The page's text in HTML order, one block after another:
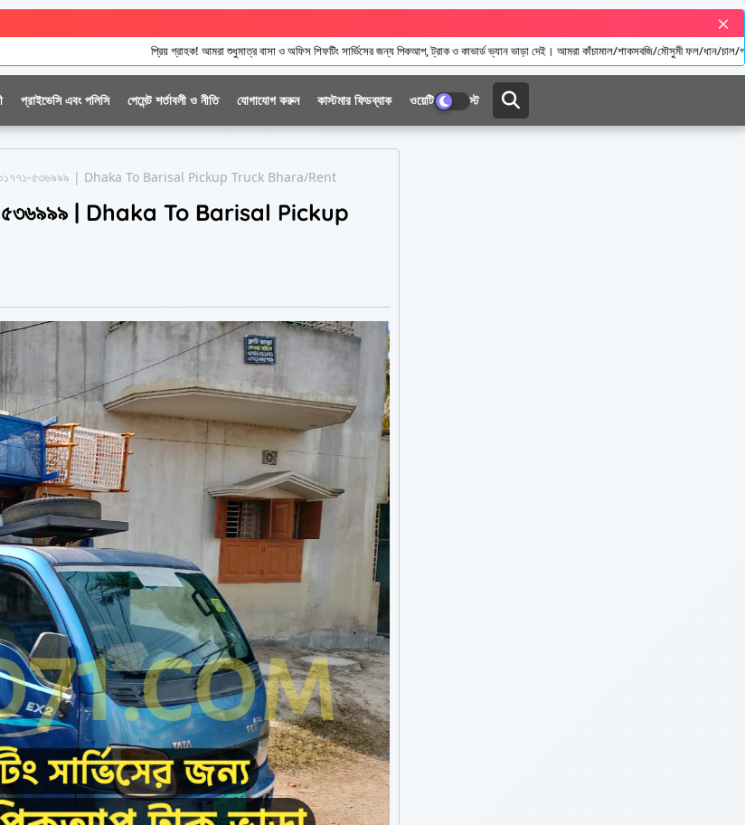
প্রিয় গ্রাহক! আমরা শুধুমাত্র বাসা ও অফিস শিফটিং সার্ভিসের জন্য পিকআপ, ট্রাক ও কাভার্ড ভ্যান ভাড়া দেই। আমরা কাঁচামাল/শাকসবজি/মৌসুমী ফল/ধান/চাল/গম/ভুট্টা/ভুসি/লাকড়ি/
প্রাইভেসি এবং পলিসি পেমেন্ট শর্তাবলী ও নীতি যোগাযোগ করুন কাস্টমার ফিডব্যাক ওয়েটিং চার্জ লিস্ট
০১৭৭১-৫৩৬৯৯৯ | Dhaka To Barisal Pickup Truck Bhara/Rent
৫৩৬৯৯৯ | Dhaka To Barisal Pickup